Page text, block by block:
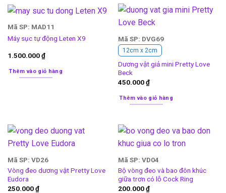
Mã SP: MAD11
Máy sục tự động Leten X9
1.500.000₫
Thêm vào giỏ hàng
Mã SP: DVG69
12cm x 2cm
Dương vật giả mini Pretty Love
Beck
450.000₫
Thêm vào giỏ hàng
Mã SP: VD26
Vòng đeo dương vật Pretty Love
Eudora
250.000₫
Mã SP: VD04
Bộ vòng đeo và bao đôn khúc
giữa trơn có lỗ Cock Ring
200.000₫